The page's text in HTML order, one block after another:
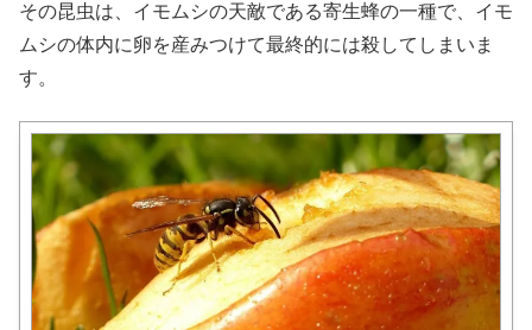
その昆虫は、イモムシの天敵である寄生蜂の一種で、イモ
ムシの体内に卵を産みつけて最終的には殺してしまいま
す。